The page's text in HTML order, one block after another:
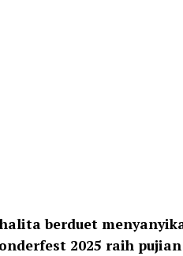
berduet
2025 raih